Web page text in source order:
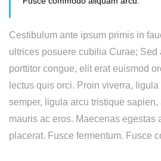
Cestibulum ante ipsum primis in
ultrices posuere cubilia Curae;
porttitor congue, elit erat euismod
lectus quis orci. Proin viverra,
semper, ligula arcu tristique
mauris ac eros. Maecenas egestas
placerat. Fusce fermentum. Fusce